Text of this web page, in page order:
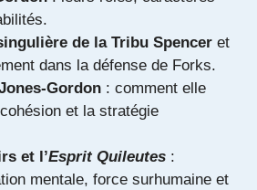
de la Tribu Spencer et
dans la défense de Forks.
Gordon : comment elle
et la stratégie
et l’Esprit Quileutes :
mentale, force surhumaine et